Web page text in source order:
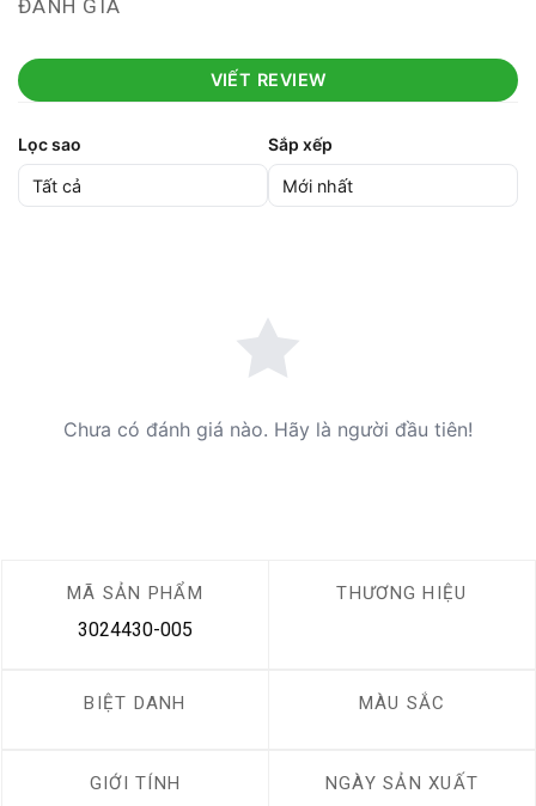
ĐÁNH GIÁ
VIẾT REVIEW
Lọc sao Sắp xếp
Chưa có đánh giá nào. Hãy là người đầu tiên!
MÃ SẢN PHẨM
3024430-005
THƯƠNG HIỆU
BIỆT DANH MÀU SẮC
GIỚI TÍNH NGÀY SẢN XUẤT